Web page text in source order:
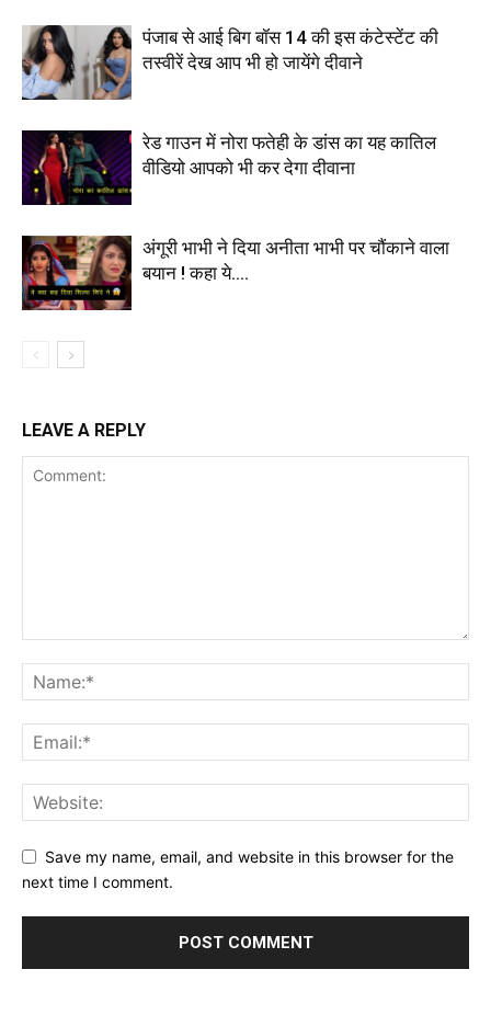
पंजाब से आई बिग बॉस 14 की इस कंटेस्टेंट की
तस्वीरें देख आप भी हो जायेंगे दीवाने
रेड गाउन में नोरा फतेही के डांस का यह कातिल
वीडियो आपको भी कर देगा दीवाना
अंगूरी भाभी ने दिया अनीता भाभी पर चौंकाने वाला
बयान ! कहा ये….
LEAVE A REPLY
Save my name, email, and website in this browser for the
next time I comment.